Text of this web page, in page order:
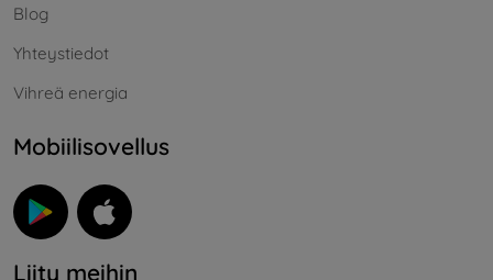
Blog
Yhteystiedot
Vihreä energia
Mobiilisovellus
Liity meihin